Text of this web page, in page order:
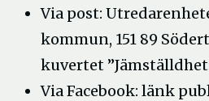
Via post:
kommun, 151 89
kuvertet
Via Facebook: länk